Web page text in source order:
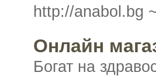
http://anabol.bg
Онлайн
Богат на